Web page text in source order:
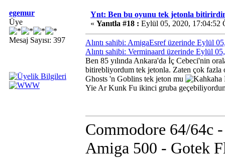
egemur
Üye
Mesaj Sayısı: 397
Ynt: Ben bu oyunu tek jetonla
« Yanıtla #18 : Eylül 05, 2020, 17:04:52
Alıntı sahibi: AmigaEsref üzerinde Eylül
Alıntı sahibi: Verminaard üzerinde Eylül
Ben 85 yılında Ankara'da İç Cebeci'nin
bitirebliyordum tek jetonla. Zaten çok
Ghosts 'n Goblins tek jeton mu
Yie Ar Kunk Fu ikinci gruba
Commodore 64/64c
Amiga 500 - Gotek